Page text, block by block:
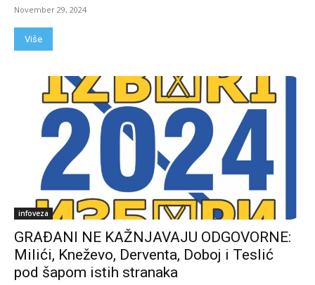
November 29, 2024
Više
infoveza
GRAĐANI NE KAŽNJAVAJU ODGOVORNE:
Milići, Kneževo, Derventa, Doboj i Teslić
pod šapom istih stranaka